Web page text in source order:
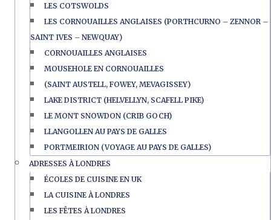
LES COTSWOLDS
LES CORNOUAILLES ANGLAISES (PORTHCURNO – ZENNOR –
SAINT IVES – NEWQUAY)
CORNOUAILLES ANGLAISES
MOUSEHOLE EN CORNOUAILLES
(SAINT AUSTELL, FOWEY, MEVAGISSEY)
LAKE DISTRICT (HELVELLYN, SCAFELL PIKE)
LE MONT SNOWDON (CRIB GOCH)
LLANGOLLEN AU PAYS DE GALLES
PORTMEIRION (VOYAGE AU PAYS DE GALLES)
ADRESSES À LONDRES
ÉCOLES DE CUISINE EN UK
LA CUISINE À LONDRES
LES FÊTES À LONDRES